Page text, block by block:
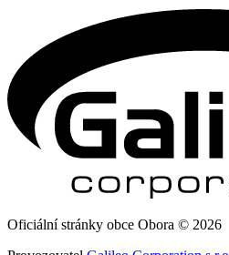
Oficiální stránky obce Obora © 2026